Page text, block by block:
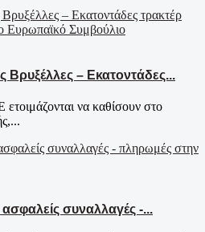
Βρυξέλλες – Εκατοντάδες...
να καθίσουν στο
ασφαλείς συναλλαγές -...